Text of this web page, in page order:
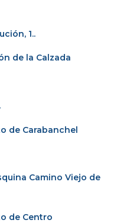
1..
de la Calzada
de Carabanchel
Camino Viejo de
de Centro